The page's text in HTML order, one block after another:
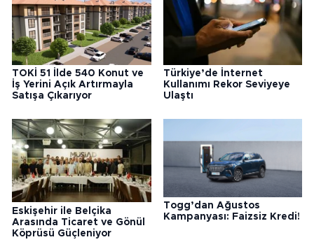
TOKİ 51 İlde 540 Konut ve
İş Yerini Açık Artırmayla
Satışa Çıkarıyor
Türkiye’de İnternet
Kullanımı Rekor Seviyeye
Ulaştı
Eskişehir ile Belçika
Arasında Ticaret ve Gönül
Köprüsü Güçleniyor
Togg’dan Ağustos
Kampanyası: Faizsiz Kredi!